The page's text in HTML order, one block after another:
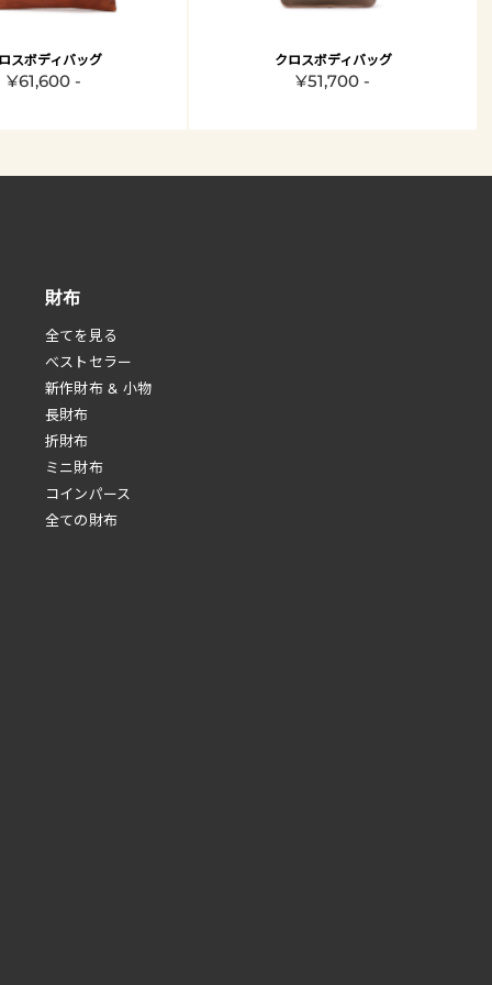
スボディバッグ
¥61,600 -
クロスボディバッグ
¥51,700 -
財布
全てを見る
べストセラー
新作財布 & 小物
長財布
折財布
ミニ財布
コインパース
全ての財布